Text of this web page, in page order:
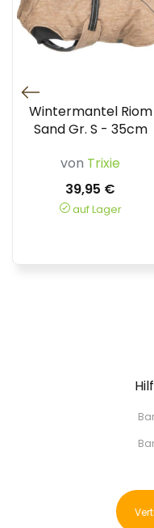
Wintermantel Riom
Sand Gr. S - 35cm
von Trixie
39,95 €
auf Lager